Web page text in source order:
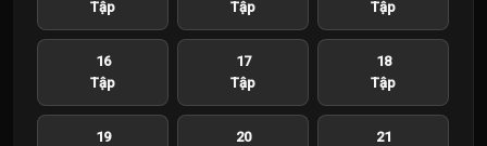
Tập
Tập
Tập
16
Tập
17
Tập
18
Tập
19
20
21